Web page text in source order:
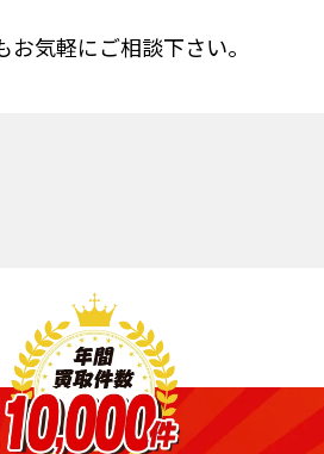
気軽にご相談下さい。